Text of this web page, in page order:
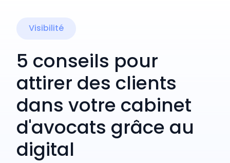
Visibilité
5 conseils pour
attirer des clients
dans votre cabinet
d'avocats grâce au
digital